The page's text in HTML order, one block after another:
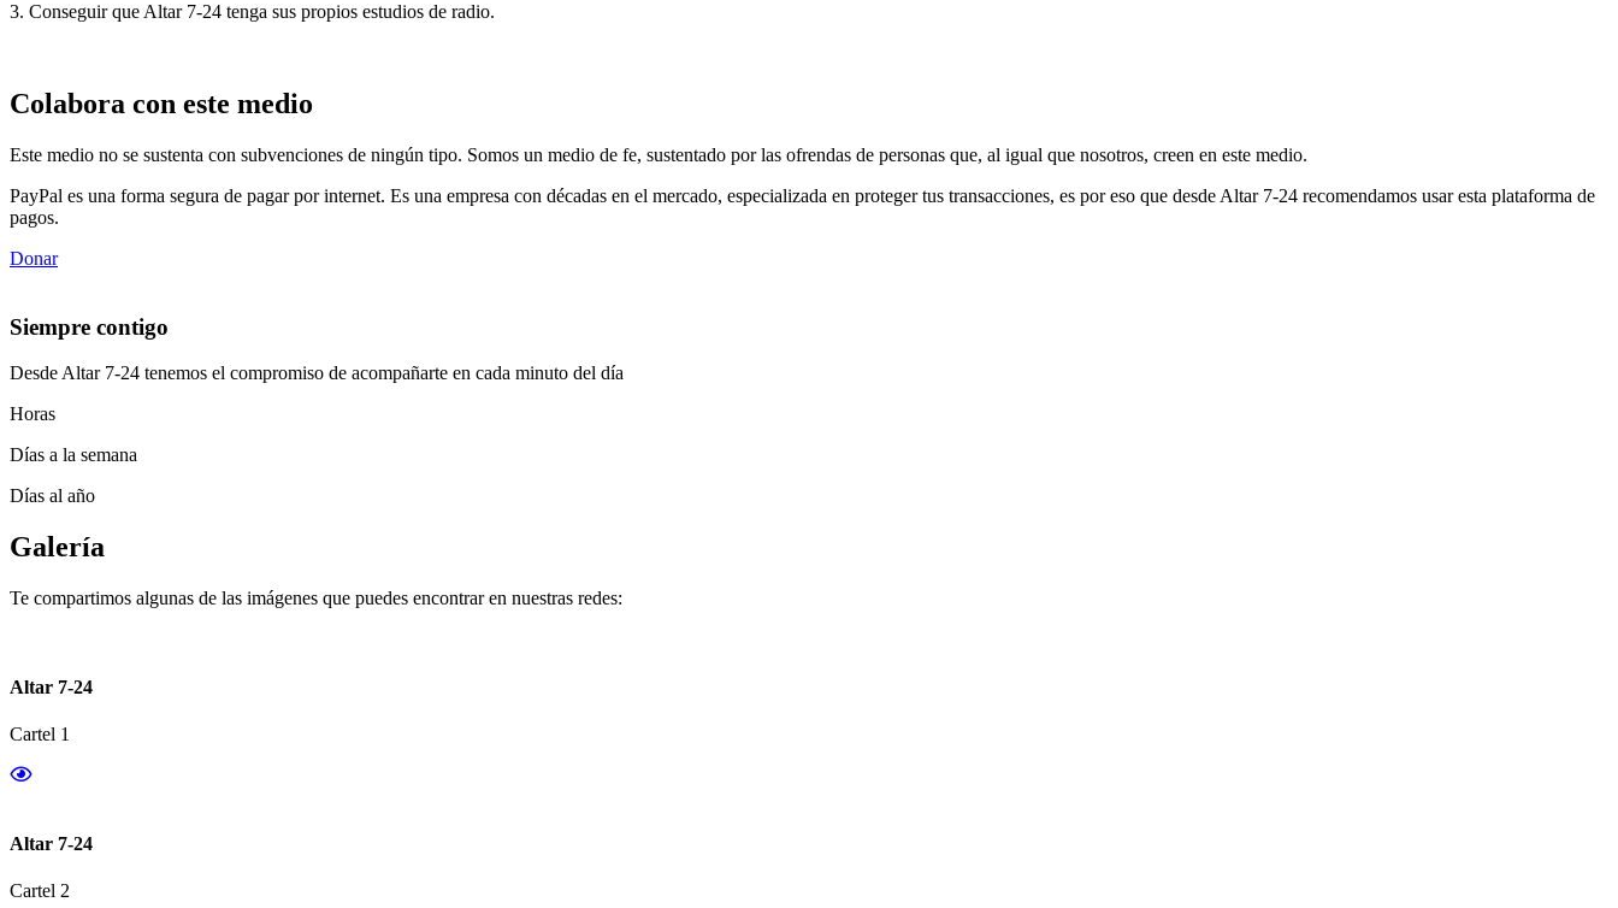
3. Conseguir que Altar 7-24 tenga sus propios estudios de radio.
Colabora con este medio
Este medio no se sustenta con subvenciones de ningún tipo. Somos un medio de fe, sustentado por las ofrendas de personas que, al igual que nosotros, creen en este medio.
PayPal es una forma segura de pagar por internet. Es una empresa con décadas en el mercado, especializada en proteger tus transacciones, es por eso que desde Altar 7-24 recomendamos usar esta plataforma de
pagos.
Donar
Siempre contigo
Desde Altar 7-24 tenemos el compromiso de acompañarte en cada minuto del día
Horas
Días a la semana
Días al año
Galería
Te compartimos algunas de las imágenes que puedes encontrar en nuestras redes:
Altar 7-24
Cartel 1
Altar 7-24
Cartel 2